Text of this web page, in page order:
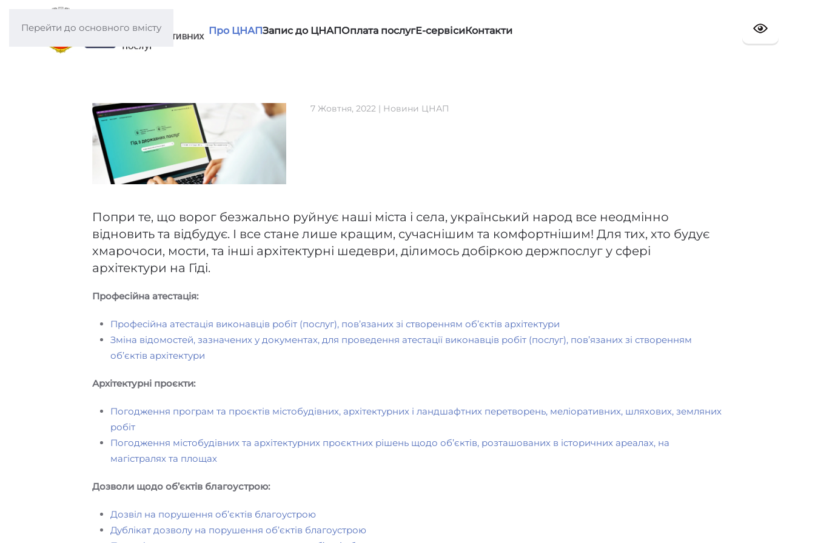
Перейти до основного вмісту Про ЦНАПЗапис до ЦНАПОплата послугЕ-сервісиКонтакти
7 Жовтня, 2022 | Новини ЦНАП
Попри те, що ворог безжально руйнує наші міста і села, український народ все неодмінно
відновить та відбудує. І все стане лише кращим, сучаснішим та комфортнішим! Для тих, хто будує
хмарочоси, мости, та інші архітектурні шедеври, ділимось добіркою держпослуг у сфері
архітектури на Гіді.
Професійна атестація:
Професійна атестація виконавців робіт (послуг), пов’язаних зі створенням об’єктів архітектури
Зміна відомостей, зазначених у документах, для проведення атестації виконавців робіт (послуг), пов’язаних зі створенням
об’єктів архітектури
Архітектурні проєкти:
Погодження програм та проєктів містобудівних, архітектурних і ландшафтних перетворень, меліоративних, шляхових, земляних
робіт
Погодження містобудівних та архітектурних проєктних рішень щодо об’єктів, розташованих в історичних ареалах, на
магістралях та площах
Дозволи щодо об’єктів благоустрою:
Дозвіл на порушення об’єктів благоустрою
Дублікат дозволу на порушення об’єктів благоустрою